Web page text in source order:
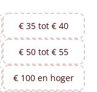
€ 35 tot € 40
€ 50 tot € 55
€ 100 en hoger